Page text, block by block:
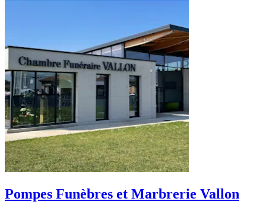
Pompes Funèbres et Marbrerie Vallon